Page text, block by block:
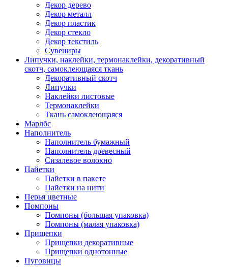
Декор дерево
Декор металл
Декор пластик
Декор стекло
Декор текстиль
Сувениры
Липучки, наклейки, термонаклейки, декоративный
скотч, самоклеющаяся ткань
Декоративный скотч
Липучки
Наклейки листовые
Термонаклейки
Ткань самоклеющаяся
Марлбс
Наполнитель
Наполнитель бумажный
Наполнитель древесный
Сизалевое волокно
Пайетки
Пайетки в пакете
Пайетки на нити
Перья цветные
Помпоны
Помпоны (большая упаковка)
Помпоны (малая упаковка)
Прищепки
Прищепки декоративные
Прищепки однотонные
Пуговицы